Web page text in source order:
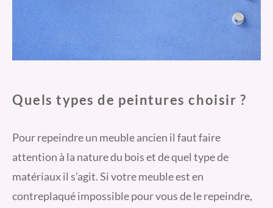
Quels types de peintures choisir ?
Pour repeindre un meuble ancien il faut faire
attention à la nature du bois et de quel type de
matériaux il s’agit. Si votre meuble est en
contreplaqué impossible pour vous de le repeindre,